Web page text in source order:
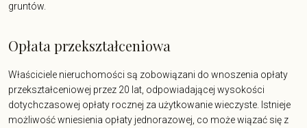
gruntów.
Opłata przekształceniowa
Właściciele nieruchomości są zobowiązani do wnoszenia opłaty
przekształceniowej przez 20 lat, odpowiadającej wysokości
dotychczasowej opłaty rocznej za użytkowanie wieczyste. Istnieje
możliwość wniesienia opłaty jednorazowej, co może wiązać się z